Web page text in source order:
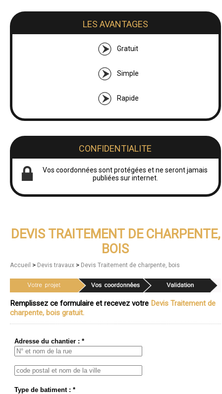
LES AVANTAGES
Gratuit
Simple
Rapide
CONFIDENTIALITE
Vos coordonnées sont protégées et ne seront jamais
publiées sur internet.
DEVIS TRAITEMENT DE CHARPENTE,
BOIS
Accueil > Devis travaux > Devis Traitement de charpente, bois
Remplissez ce formulaire et recevez votre Devis Traitement de
charpente, bois gratuit.
Adresse du chantier : *
Type de batiment : *